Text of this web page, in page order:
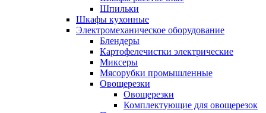
Шпильки
Шкафы кухонные
Электромеханическое оборудование
Блендеры
Картофелечистки электрические
Миксеры
Мясорубки промышленные
Овощерезки
Овощерезки
Комплектующие для овощерезок